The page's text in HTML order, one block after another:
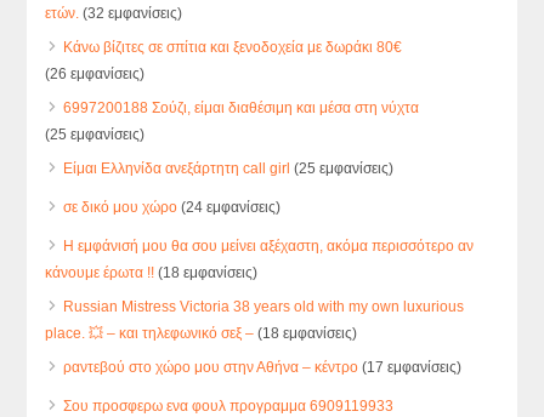
ετών. (32 εμφανίσεις)
Κάνω βίζιτες σε σπίτια και ξενοδοχεία με δωράκι 80€
(26 εμφανίσεις)
6997200188 Σούζι, είμαι διαθέσιμη και μέσα στη νύχτα
(25 εμφανίσεις)
Είμαι Ελληνίδα ανεξάρτητη call girl (25 εμφανίσεις)
σε δικό μου χώρο (24 εμφανίσεις)
Η εμφάνισή μου θα σου μείνει αξέχαστη, ακόμα περισσότερο αν
κάνουμε έρωτα !! (18 εμφανίσεις)
Russian Mistress Victoria 38 years old with my own luxurious
place. 💥 – και τηλεφωνικό σεξ – (18 εμφανίσεις)
ραντεβού στο χώρο μου στην Αθήνα – κέντρο (17 εμφανίσεις)
Σου προσφερω ενα φουλ προγραμμα 6909119933